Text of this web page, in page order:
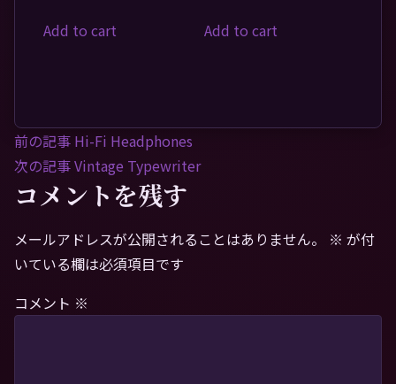
Add to cart Add to cart
前の記事 Hi-Fi Headphones
次の記事Vintage Typewriter
コメントを残す
メールアドレスが公開されることはありません。 ※ が付
いている欄は必須項目です
コメント ※